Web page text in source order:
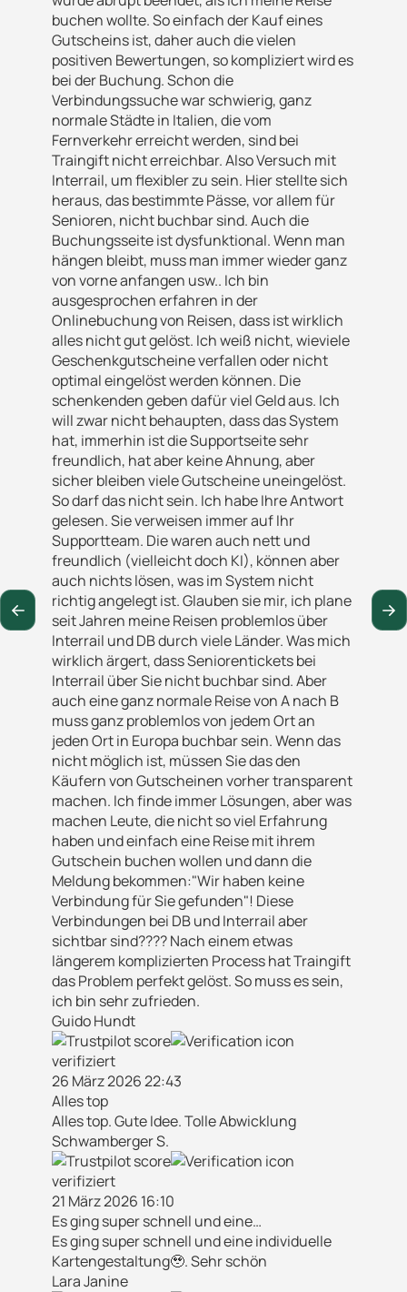
buchen wollte. So einfach der Kauf eines
Gutscheins ist, daher auch die vielen
positiven Bewertungen, so kompliziert wird es
bei der Buchung. Schon die
Verbindungssuche war schwierig, ganz
normale Städte in Italien, die vom
Fernverkehr erreicht werden, sind bei
Traingift nicht erreichbar. Also Versuch mit
Interrail, um flexibler zu sein. Hier stellte sich
heraus, das bestimmte Pässe, vor allem für
Senioren, nicht buchbar sind. Auch die
Buchungsseite ist dysfunktional. Wenn man
hängen bleibt, muss man immer wieder ganz
von vorne anfangen usw.. Ich bin
ausgesprochen erfahren in der
Onlinebuchung von Reisen, dass ist wirklich
alles nicht gut gelöst. Ich weiß nicht, wieviele
Geschenkgutscheine verfallen oder nicht
optimal eingelöst werden können. Die
schenkenden geben dafür viel Geld aus. Ich
will zwar nicht behaupten, dass das System
hat, immerhin ist die Supportseite sehr
freundlich, hat aber keine Ahnung, aber
sicher bleiben viele Gutscheine uneingelöst.
So darf das nicht sein. Ich habe Ihre Antwort
gelesen. Sie verweisen immer auf Ihr
Supportteam. Die waren auch nett und
freundlich (vielleicht doch KI), können aber
auch nichts lösen, was im System nicht
richtig angelegt ist. Glauben sie mir, ich plane
seit Jahren meine Reisen problemlos über
Interrail und DB durch viele Länder. Was mich
wirklich ärgert, dass Seniorentickets bei
Interrail über Sie nicht buchbar sind. Aber
auch eine ganz normale Reise von A nach B
muss ganz problemlos von jedem Ort an
jeden Ort in Europa buchbar sein. Wenn das
nicht möglich ist, müssen Sie das den
Käufern von Gutscheinen vorher transparent
machen. Ich finde immer Lösungen, aber was
machen Leute, die nicht so viel Erfahrung
haben und einfach eine Reise mit ihrem
Gutschein buchen wollen und dann die
Meldung bekommen:"Wir haben keine
Verbindung für Sie gefunden"! Diese
Verbindungen bei DB und Interrail aber
sichtbar sind???? Nach einem etwas
längerem komplizierten Process hat Traingift
das Problem perfekt gelöst. So muss es sein,
ich bin sehr zufrieden.
Guido Hundt
verifiziert
26 März 2026 22:43
Alles top
Alles top. Gute Idee. Tolle Abwicklung
Schwamberger S.
verifiziert
21 März 2026 16:10
Es ging super schnell und eine…
Es ging super schnell und eine individuelle
Kartengestaltung🥹. Sehr schön
Lara Janine